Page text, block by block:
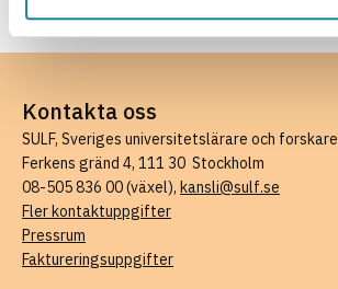
Kontakta oss
SULF, Sveriges universitetslärare och forskare
Ferkens gränd 4, 111 30 Stockholm
08-505 836 00 (växel), kansli@sulf.se
Fler kontaktuppgifter
Pressrum
Faktureringsuppgifter